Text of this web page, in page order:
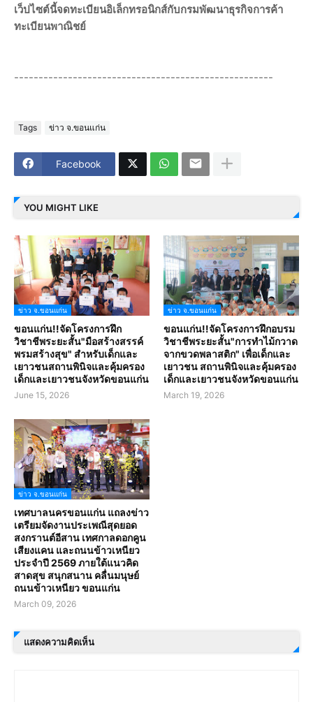
เว็ปไซต์นี้จดทะเบียนอิเล็กทรอนิกส์กับกรมพัฒนาธุรกิจการค้า
ทะเบียนพาณิชย์
-----------------------------------------------------
Tags ข่าว จ.ขอนแก่น
Facebook
YOU MIGHT LIKE
ข่าว จ.ขอนแก่น
ขอนแก่น!!จัดโครงการฝึก
วิชาชีพระยะสั้น"มือสร้างสรรค์
พรมสร้างสุข" สำหรับเด็กและ
เยาวชนสถานพินิจและคุ้มครอง
เด็กและเยาวชนจังหวัดขอนแก่น
June 15, 2026
ข่าว จ.ขอนแก่น
ขอนแก่น!!จัดโครงการฝึกอบรม
วิชาชีพระยะสั้น"การทำไม้กวาด
จากขวดพลาสติก" เพื่อเด็กและ
เยาวชน สถานพินิจและคุ้มครอง
เด็กและเยาวชนจังหวัดขอนแก่น
March 19, 2026
ข่าว จ.ขอนแก่น
เทศบาลนครขอนแก่น แถลงข่าว
เตรียมจัดงานประเพณีสุดยอด
สงกรานต์อีสาน เทศกาลดอกคูน
เสียงแคน และถนนข้าวเหนียว
ประจำปี 2569 ภายใต้แนวคิด
สาดสุข สนุกสนาน คลื่นมนุษย์
ถนนข้าวเหนียว ขอนแก่น
March 09, 2026
แสดงความคิดเห็น